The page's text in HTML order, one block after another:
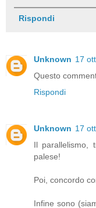
Rispondi
Unknown 17
Questo
Rispondi
Unknown 17
Il parallelismo,
palese!
Poi, concordo
Infine sono